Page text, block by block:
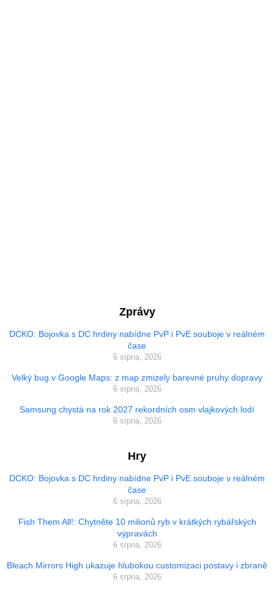
Zprávy
DCKO: Bojovka s DC hrdiny nabídne PvP i PvE souboje v reálném
čase
6 srpna, 2026
Velký bug v Google Maps: z map zmizely barevné pruhy dopravy
6 srpna, 2026
Samsung chystá na rok 2027 rekordních osm vlajkových lodí
6 srpna, 2026
Hry
DCKO: Bojovka s DC hrdiny nabídne PvP i PvE souboje v reálném
čase
6 srpna, 2026
Fish Them All!: Chytněte 10 milionů ryb v krátkých rybářských
výpravách
6 srpna, 2026
Bleach Mirrors High ukazuje hlubokou customizaci postavy i zbraně
6 srpna, 2026